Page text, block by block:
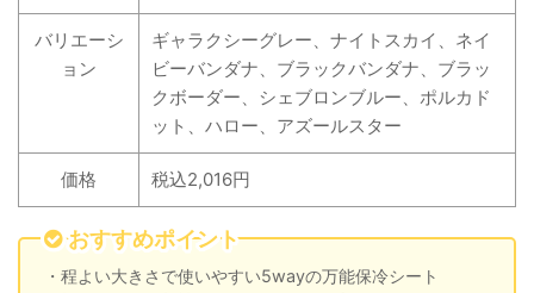
バリエーシ
ョン
ギャラクシーグレー、ナイトスカイ、ネイ
ビーバンダナ、ブラックバンダナ、ブラッ
クボーダー、シェブロンブルー、ポルカド
ット、ハロー、アズールスター
価格 税込2,016円
おすすめポイント
・程よい大きさで使いやすい5wayの万能保冷シート